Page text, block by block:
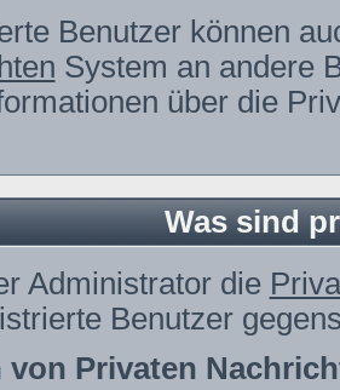
Benutzer können
System an andere
über die
Was sind
Administrator die
Benutzer
von Privaten